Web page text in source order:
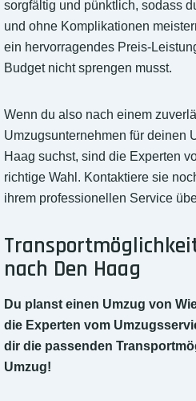
sorgfältig und pünktlich, sodass
und ohne Komplikationen
ein hervorragendes Preis-
Budget nicht sprengen musst.
Wenn du also nach einem
Umzugsunternehmen für deinen
Haag suchst, sind die Experten
richtige Wahl. Kontaktiere sie
ihrem professionellen Service
nach Den Haag
Du planst einen Umzug von
die Experten vom
dir die passenden
Umzug!